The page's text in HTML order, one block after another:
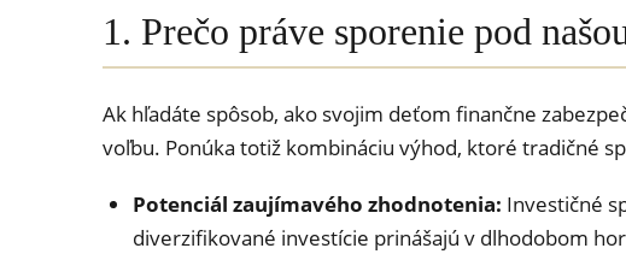
1. Prečo práve sporenie pod
Ak hľadáte spôsob, ako svojim deťom finančne
voľbu. Ponúka totiž kombináciu výhod, ktoré tradičné
Potenciál zaujímavého zhodnotenia: Investičné
diverzifikované investície prinášajú v dlhodobom